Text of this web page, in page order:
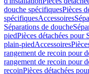
douche spécifiquesPièces
spécifiquesAccessoires
Séparations de douche
piedPièces détachées pour
plain-piedAccessoires
rangement de recoin pour
rangement de recoin pour
recoinPièces détachées